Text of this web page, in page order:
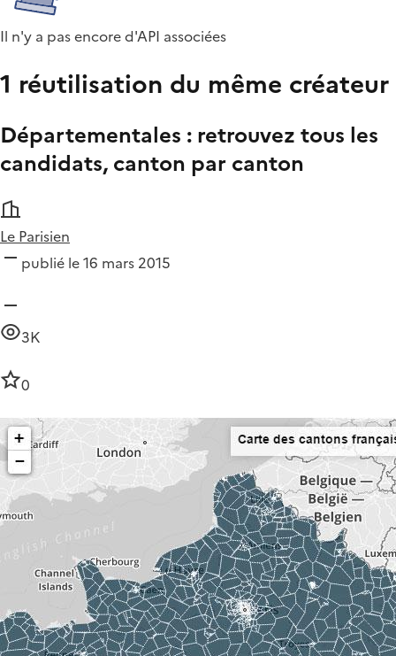
Il n'y a pas encore d'API associées
1 réutilisation du même créateur
Départementales : retrouvez tous les
candidats, canton par canton
Le Parisien
publié le 16 mars 2015
3K
0